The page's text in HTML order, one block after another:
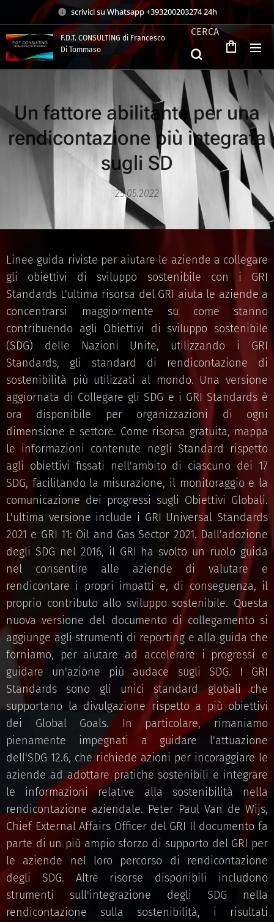
scrivici su Whatsapp +393200203274 24h
F.D.T. CONSULTING di Francesco
Di Tommaso
CERCA
Un fattore abilitante per una
rendicontazione più integrata
sugli SD
25.05.2022
Linee guida riviste per aiutare le aziende a collegare
gli obiettivi di sviluppo sostenibile con i GRI
Standards L'ultima risorsa del GRI aiuta le aziende a
concentrarsi maggiormente su come stanno
contribuendo agli Obiettivi di sviluppo sostenibile
(SDG) delle Nazioni Unite, utilizzando i GRI
Standards, gli standard di rendicontazione di
sostenibilità più utilizzati al mondo. Una versione
aggiornata di Collegare gli SDG e i GRI Standards è
ora disponibile per organizzazioni di ogni
dimensione e settore. Come risorsa gratuita, mappa
le informazioni contenute negli Standard rispetto
agli obiettivi fissati nell'ambito di ciascuno dei 17
SDG, facilitando la misurazione, il monitoraggio e la
comunicazione dei progressi sugli Obiettivi Globali.
L'ultima versione include i GRI Universal Standards
2021 e GRI 11: Oil and Gas Sector 2021. Dall'adozione
degli SDG nel 2016, il GRI ha svolto un ruolo guida
nel consentire alle aziende di valutare e
rendicontare i propri impatti e, di conseguenza, il
proprio contributo allo sviluppo sostenibile. Questa
nuova versione del documento di collegamento si
aggiunge agli strumenti di reporting e alla guida che
forniamo, per aiutare ad accelerare i progressi e
guidare un'azione più audace sugli SDG. I GRI
Standards sono gli unici standard globali che
supportano la divulgazione rispetto a più obiettivi
dei Global Goals. In particolare, rimaniamo
pienamente impegnati a guidare l'attuazione
dell'SDG 12.6, che richiede azioni per incoraggiare le
aziende ad adottare pratiche sostenibili e integrare
le informazioni relative alla sostenibilità nella
rendicontazione aziendale. Peter Paul Van de Wijs,
Chief External Affairs Officer del GRI Il documento fa
parte di un più ampio sforzo di supporto del GRI per
le aziende nel loro percorso di rendicontazione
degli SDG. Altre risorse disponibili includono
strumenti sull'integrazione degli SDG nella
rendicontazione sulla sostenibilità, i risultati